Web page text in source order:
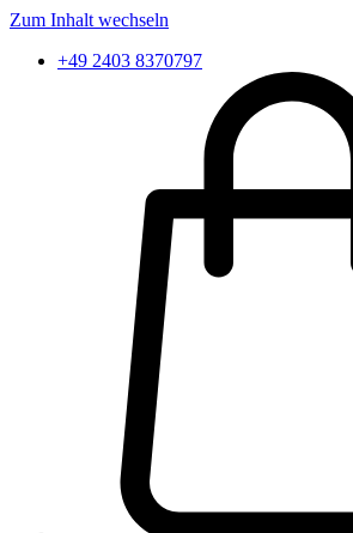
Zum Inhalt wechseln
+49 2403 8370797